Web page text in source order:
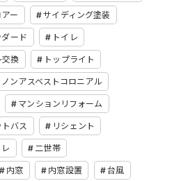
ー サイディング塗装
ード トイレ
交換 トップライト
ノンアスベストコロニアル
マンションリフォーム
バス リシェント
二世帯
内窓 内窓設置 台風